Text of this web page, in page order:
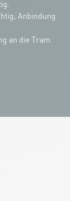
Anbindung
an die Tram.
under